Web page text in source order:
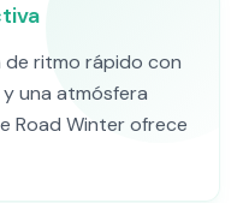
de ritmo rápido con
una atmósfera
Road Winter ofrece